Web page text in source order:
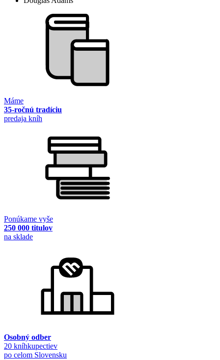
Máme
35-ročnú tradíciu
predaja kníh
Ponúkame vyše
250 000 titulov
na sklade
Osobný odber
20 kníhkupectiev
po celom Slovensku